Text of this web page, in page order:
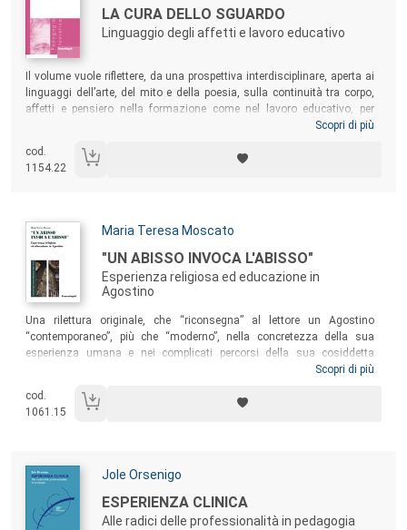
Titolo:
LA CURA DELLO SGUARDO
Linguaggio degli affetti e lavoro educativo
Sommario:
Il volume vuole riflettere, da una prospettiva interdisciplinare, aperta ai
linguaggi dell’arte, del mito e della poesia, sulla continuità tra corpo,
affetti e pensiero nella formazione come nel lavoro educativo, per
pensare dispositivi formativi che si prendano cura dello sguardo
cura come un invito a coltivare spazi di consapevolezza, presenza a
sé, cura del contesto e tensione a vivere la propria vita emotiva come
Scopri di più
cod.
1154.22
Autori:
Maria Teresa Moscato
Titolo:
"UN ABISSO INVOCA L'ABISSO"
Esperienza religiosa ed educazione in
Agostino
Sommario:
Una rilettura originale, che “riconsegna” al lettore un Agostino
“contemporaneo”, più che “moderno”, nella concretezza della sua
esperienza umana e nei complicati percorsi della sua cosiddetta
“conversione”. L’Autrice conduce il lettore a “leggersi” con gli stessi
precorre le intuizioni della psicanalisi. Possiamo così specchiarci
nell’autenticità della confessione con cui Agostino si affianca a
Scopri di più
cod.
1061.15
Autori:
Jole Orsenigo
Titolo:
ESPERIENZA CLINICA
Alle radici delle professionalità in pedagogia